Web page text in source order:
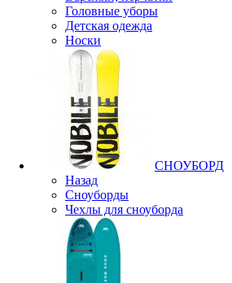
Головные уборы
Детская одежда
Носки
СНОУБОРД
Назад
Сноуборды
Чехлы для сноуборда